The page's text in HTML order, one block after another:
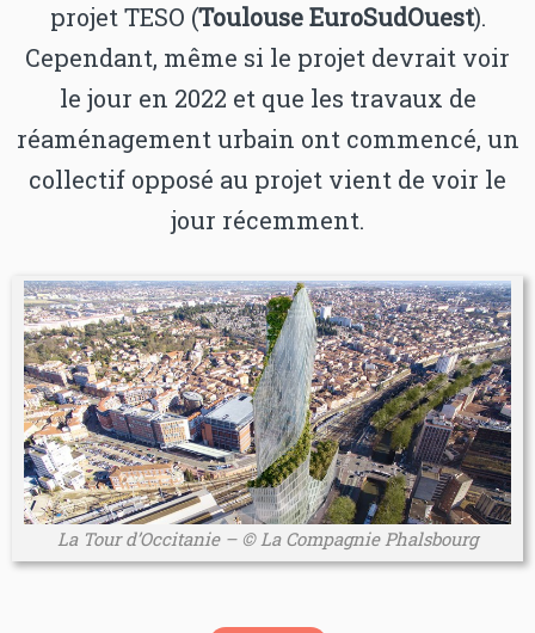
projet TESO (Toulouse EuroSudOuest).
Cependant, même si le projet devrait voir
le jour en 2022 et que les travaux de
réaménagement urbain ont commencé, un
collectif opposé au projet vient de voir le
jour récemment.
La Tour d’Occitanie – © La Compagnie Phalsbourg